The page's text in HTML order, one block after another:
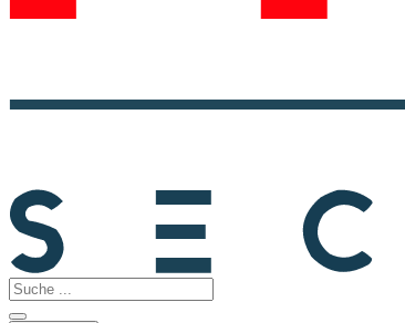
Search
...